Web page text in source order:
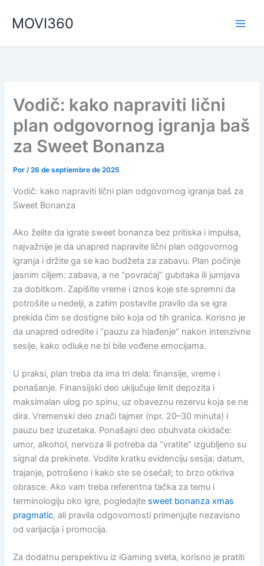
MOVI360
Vodič: kako napraviti lični
plan odgovornog igranja baš
za Sweet Bonanza
Por/26 de septiembre de 2025
Vodič: kako napraviti lični plan odgovornog igranja baš za
Sweet Bonanza
Ako želite da igrate sweet bonanza bez pritiska i impulsa,
najvažnije je da unapred napravite lični plan odgovornog
igranja i držite ga se kao budžeta za zabavu. Plan počinje
jasnim ciljem: zabava, a ne “povraćaj” gubitaka ili jurnjava
za dobitkom. Zapišite vreme i iznos koje ste spremni da
potrošite u nedelji, a zatim postavite pravilo da se igra
prekida čim se dostigne bilo koja od tih granica. Korisno je
da unapred odredite i “pauzu za hlađenje” nakon intenzivne
sesije, kako odluke ne bi bile vođene emocijama.
U praksi, plan treba da ima tri dela: finansije, vreme i
ponašanje. Finansijski deo uključuje limit depozita i
maksimalan ulog po spinu, uz obaveznu rezervu koja se ne
dira. Vremenski deo znači tajmer (npr. 20–30 minuta) i
pauzu bez izuzetaka. Ponašajni deo obuhvata okidače:
umor, alkohol, nervoza ili potreba da “vratite” izgubljeno su
signal da prekinete. Vodite kratku evidenciju sesija: datum,
trajanje, potrošeno i kako ste se osećali; to brzo otkriva
obrasce. Ako vam treba referentna tačka za temu i
terminologiju oko igre, pogledajte sweet bonanza xmas
pragmatic, ali pravila odgovornosti primenjujte nezavisno
od varijacija i promocija.
Za dodatnu perspektivu iz iGaming sveta, korisno je pratiti